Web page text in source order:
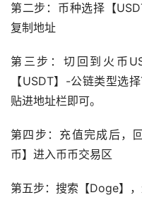
第二步：币种选择【
复制地址
第三步：切回到火币
【USDT】-公链类型选
贴进地址栏即可。
第四步：充值完成后，
币】进入币币交易区
第五步：搜索【Doge】